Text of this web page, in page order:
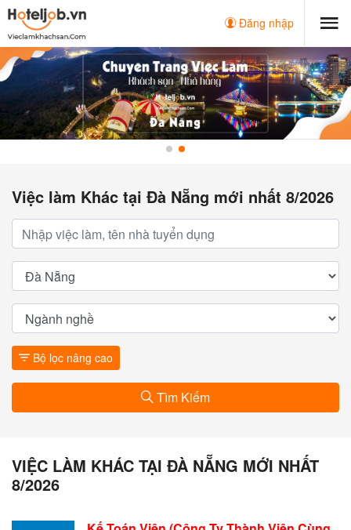
Đăng nhập
Việc làm Khác tại Đà Nẵng mới nhất 8/2026
Bộ lọc nâng cao
Tìm Kiếm
VIỆC LÀM KHÁC TẠI ĐÀ NẴNG MỚI NHẤT
8/2026